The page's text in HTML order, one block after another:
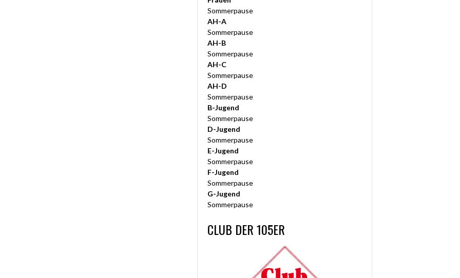
Sommerpause
AH-A
Sommerpause
AH-B
Sommerpause
AH-C
Sommerpause
AH-D
Sommerpause
B-Jugend
Sommerpause
D-Jugend
Sommerpause
E-Jugend
Sommerpause
F-Jugend
Sommerpause
G-Jugend
Sommerpause
CLUB DER 105ER